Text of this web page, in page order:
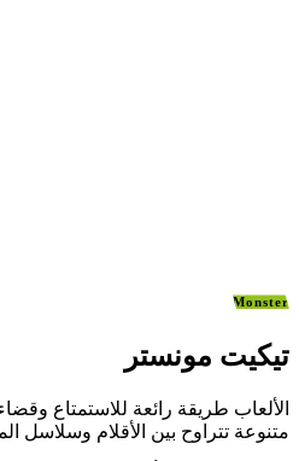
Monster
تيكيت مونستر
الألعاب طريقة رائعة للاستمتاع
متنوعة تتراوح بين الأقلام وسلاسل